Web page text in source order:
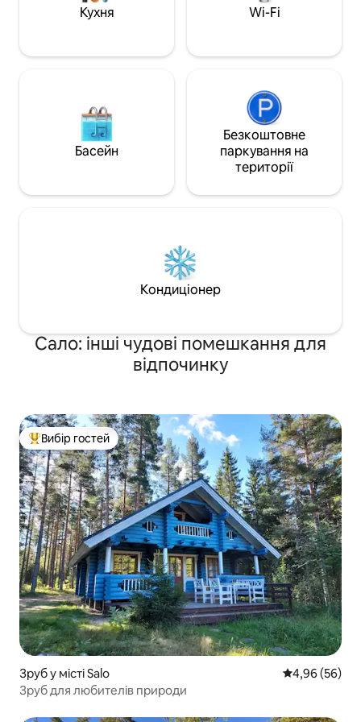
(Netflix,Disney+), Wi-Fi, кавоварка,
кухонне приладдя. Постільна білизна
міні-гольфом і
Кухня Wi-Fi
Басейн
Безкоштовне
паркування на
території
Кондиціонер
Сало: інші чудові помешкання для
відпочинку
Топ вибір гостей
Вибір гостей
Зруб у місті Salo Середня
4,96 (56)
Зруб для любителів природи